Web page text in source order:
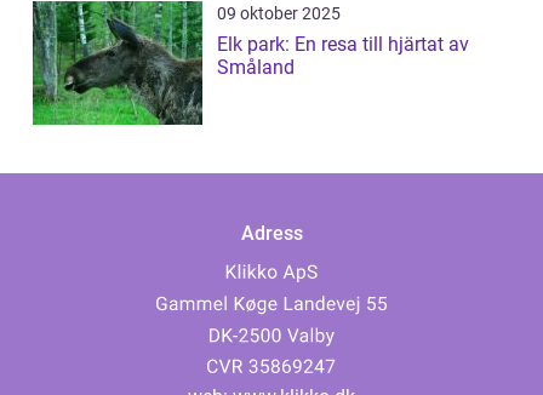
09 oktober 2025
Elk park: En resa till hjärtat av
Småland
Adress